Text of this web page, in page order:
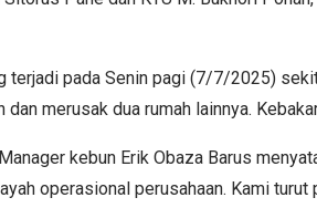
terjadi pada Senin pagi (7/7/2025)
dan merusak dua rumah lainnya.
kebun Erik Obaza Barus
operasional perusahaan. Kami turut